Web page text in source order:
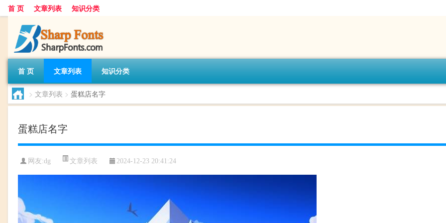
首 页 文章列表 知识分类
首 页 文章列表 知识分类
> 文章列表 > 蛋糕店名字
蛋糕店名字
网友:dg 文章列表 2024-12-23 20:41:24